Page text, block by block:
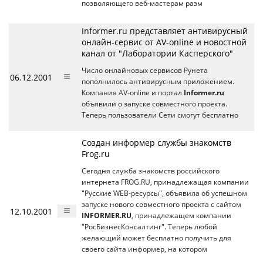
позволяющего веб-мастерам разм
06.12.2001
Informer.ru представляет антивирусный
онлайн-сервис от AV-online и новостной
канал от "Лаборатории Касперского"
Число онлайновых сервисов Рунета
пополнилось антивирусным приложением.
Компания AV-online и портал Informer.ru
объявили о запуске совместного проекта.
Теперь пользователи Сети смогут бесплатно
12.10.2001
Создан информер службы знакомств
Frog.ru
Сегодня служба знакомств российского
интернета FROG.RU, принадлежащая компании
"Русские WEB-ресурсы", объявила об успешном
запуске нового совместного проекта с сайтом
INFORMER.RU, принадлежащем компании
"РосБизнесКонсалтинг". Теперь любой
желающий может бесплатно получить для
своего сайта информер, на котором